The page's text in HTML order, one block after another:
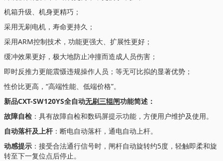
机箱升级、机身更精巧；
采用无刷电机，寿命更持久；
采用ARM控制技术，功能更强大、扩展性更好；
缓冲效果更好，极大地防止冲撞而造成人员伤害；
即时反推力更能震慑违规操作人员；等无可比拟的显著优势；
性价比更高，“高端性能、低端价格”。
新品CXT-SW120YS全自动无刷三辊闸功能简述：
故障自检 ：具有故障自检和数码屏提示功能，方便用户维护及使用。
自动落杆及上杆：断电自动落杆，通电自动上杆。
动感提示 ：接受合法通行信号时，闸杆自动旋转约5度，轻触即柔和旋
转至下一复位点后停止。